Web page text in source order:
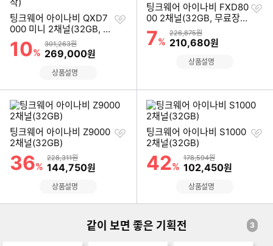
팅크웨어 아이나비 QXD7
000 미니 2채널(32GB, 무
료장착)
할인률
10%
상품금액
301,263원
할인금액
269,000원
찜
상품설명
팅크웨어 아이나비 FXD80
00 2채널(32GB, 무료장
착)
할인률
7%
상품금액
226,875원
할인금액
210,680원
찜
상품설명
팅크웨어 아이나비 Z9000
2채널(32GB)
할인률
36%
상품금액
228,311원
할인금액
144,750원
찜
상품설명
팅크웨어 아이나비 S1000
2채널(32GB)
할인률
42%
상품금액
178,594원
할인금액
102,450원
찜
상품설명
같이 보면 좋은 기획전 3